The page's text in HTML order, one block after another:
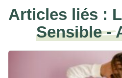
Articles liés :
Sensible -